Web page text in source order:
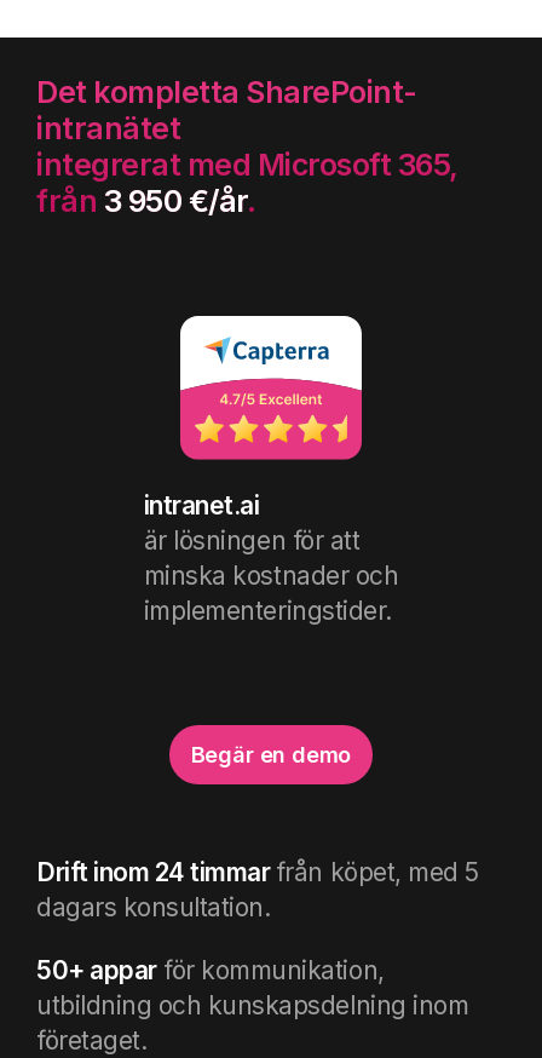
Det kompletta SharePoint-
intranätet
integrerat med Microsoft 365,
från 3 950 €/år.
intranet.ai
är lösningen för att
minska kostnader och
implementeringstider.
Begär en demo
Drift inom 24 timmar från köpet, med 5
dagars konsultation.
50+ apparför kommunikation,
utbildning och kunskapsdelning inom
företaget.